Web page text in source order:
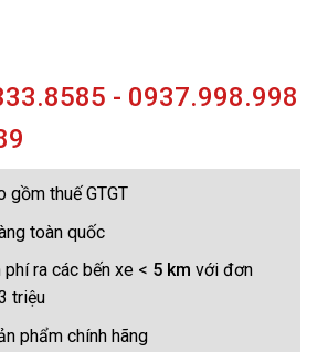
- 0937.998.998
gồm thuế GTGT
toàn quốc
ra các bến xe < 5 km với đơn
triệu
phẩm chính hãng